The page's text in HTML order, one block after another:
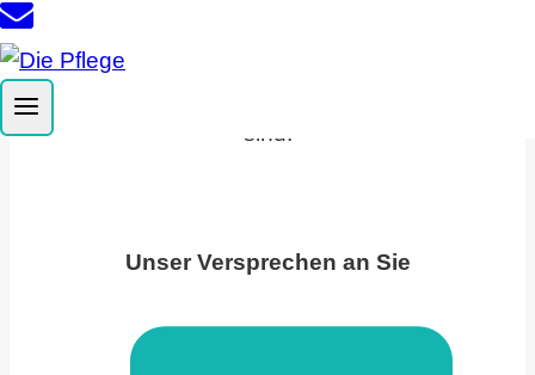
verlassen, dass wir mit Professionalität
sind.
Unser Versprechen an Sie